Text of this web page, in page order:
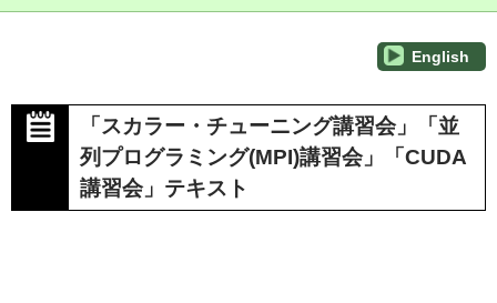
ツ
ッ
English
「スカラー・チューニング講習会」「並
列プログラミング(MPI)講習会」「CUDA
講習会」テキスト